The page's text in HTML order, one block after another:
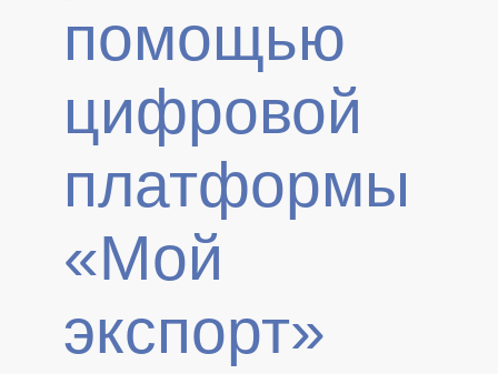
помощью
цифровой
платформы
«Мой
экспорт»